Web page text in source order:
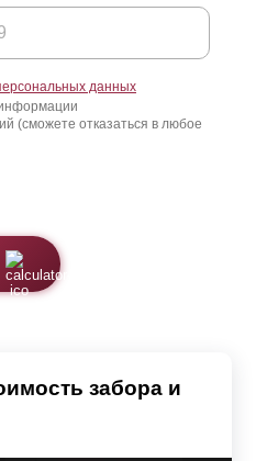
данных
(сможете отказаться в любое
забора и